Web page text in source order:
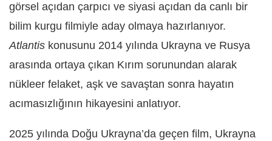
görsel açıdan çarpıcı ve siyasi açıdan da canlı bir
bilim kurgu filmiyle aday olmaya hazırlanıyor.
Atlantis konusunu 2014 yılında Ukrayna ve Rusya
arasında ortaya çıkan Kırım sorunundan alarak
nükleer felaket, aşk ve savaştan sonra hayatın
acımasızlığının hikayesini anlatıyor.
2025 yılında Doğu Ukrayna’da geçen film, Ukrayna